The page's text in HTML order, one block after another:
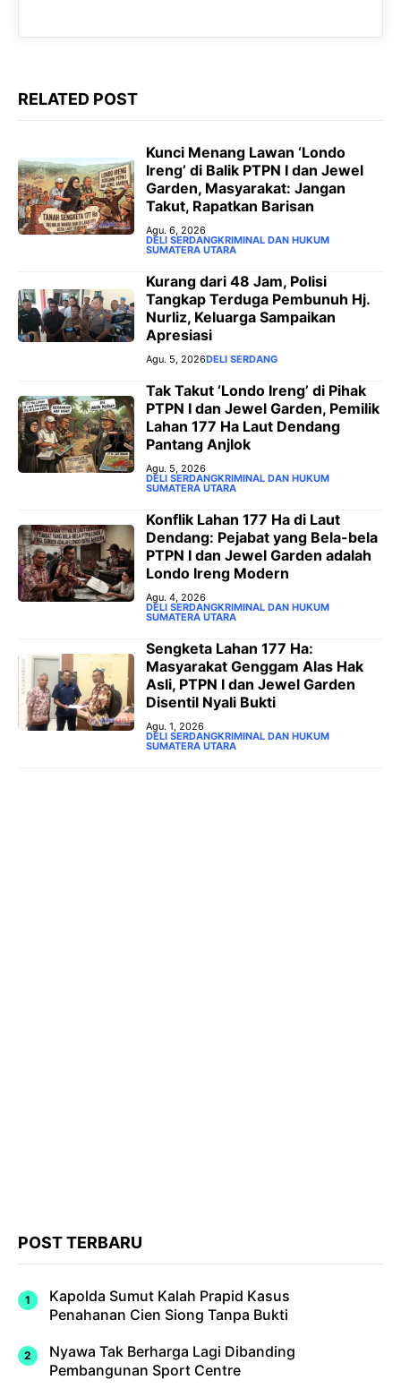
o
k
A
p
r
m
n
e
r
RELATED POST
‎Kunci Menang Lawan ‘Londo
Ireng’ di Balik PTPN I dan Jewel
Garden, Masyarakat: Jangan
Takut, Rapatkan Barisan
Agu. 6, 2026
DELI SERDANGKRIMINAL DAN HUKUM
SUMATERA UTARA
Kurang dari 48 Jam, Polisi
Tangkap Terduga Pembunuh Hj.
Nurliz, Keluarga Sampaikan
Apresiasi
Agu. 5, 2026DELI SERDANG
Tak Takut ‘Londo Ireng’ di Pihak
PTPN I dan Jewel Garden, Pemilik
Lahan 177 Ha Laut Dendang
Pantang Anjlok
Agu. 5, 2026
DELI SERDANGKRIMINAL DAN HUKUM
SUMATERA UTARA
Konflik Lahan 177 Ha di Laut
Dendang: Pejabat yang Bela-bela
PTPN I dan Jewel Garden adalah
Londo Ireng Modern
Agu. 4, 2026
DELI SERDANGKRIMINAL DAN HUKUM
SUMATERA UTARA
Sengketa Lahan 177 Ha:
Masyarakat Genggam Alas Hak
Asli, PTPN I dan Jewel Garden
Disentil Nyali Bukti
Agu. 1, 2026
DELI SERDANGKRIMINAL DAN HUKUM
SUMATERA UTARA
POST TERBARU
Kapolda Sumut Kalah Prapid Kasus
Penahanan Cien Siong Tanpa Bukti
Nyawa Tak Berharga Lagi Dibanding
Pembangunan Sport Centre